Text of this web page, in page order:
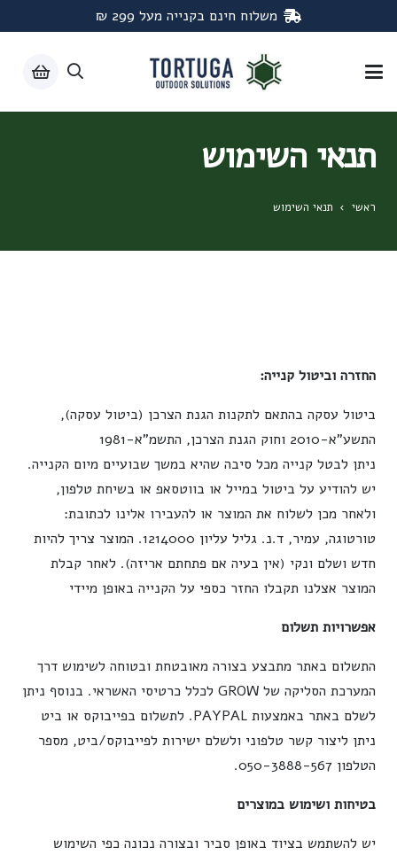
משלוח חינם בקנייה מעל 299 ₪
תנאי השימוש
ראשי › תנאי השימוש
החזרה וביטול קנייה:
ביטול עסקה בהתאם לתקנות הגנת הצרכן (ביטול עסקה),
התשע"א-2010 וחוק הגנת הצרכן, התשמ"א-1981
ניתן לבטל קנייה מכל סיבה שהיא במשך שבועיים מיום הקנייה.
יש להודיע על ביטול במייל או בווטסאפ או בשיחת טלפון,
ולאחר מכן לשלוח את המוצר או להעבירו אלינו לכתובת:
טורטוגה, עמיר, ד.נ. גליל עליון 1214000. המוצר צריך להיות
חדש ושלם ונקי (אין בעיה אם פתחתם אריזה). לאחר קבלת
המוצר אצלנו תקבלו החזר כספי על הקנייה באופן מיידי
אפשרויות תשלום
התשלום באתר מתבצע בצורה מאובטחת ובטוחה לשימוש דרך
המערכת הסליקה של GROW לכלל כרטיסי האשראי. בנוסף ניתן
לשלם באתר באמצעות PAYPAL. לתשלום בפייבוקס או ביט
ניתן ליצור קשר טלפוני ולשלם ישירות לפייבוקס/ביט, מספר
הטלפון 050-3888-567.
בטיחות ושימוש במוצרים
יש להשתמש בציוד באופן סביר ובצורה נכונה כפי השימוש